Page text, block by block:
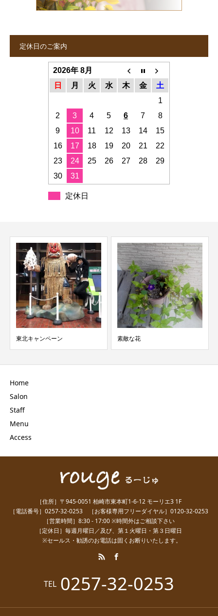
定休日のご案内
2026年 8月
日
月 火 水 木 金
土
1
2
3 4 5 6 7
8
9
10 11 12 13 14
15
16
17 18 19 20 21
22
23
24 25 26 27 28
29
30
31
定休日
東北キャンペーン 素敵な花
Home
Salon
Staff
Menu
Access
［住所］〒945-0051 柏崎市東本町1-6-12 モーリエ3 1F
［電話番号］0257-32-0253 ［お客様専用フリーダイヤル］0120-32-0253
［営業時間］8:30 - 17:00 ※時間外はご相談下さい
［定休日］毎週月曜日／及び、第１火曜日・第３日曜日
※セールス・勧誘のお電話は固くお断りいたします。
TEL 0257-32-0253